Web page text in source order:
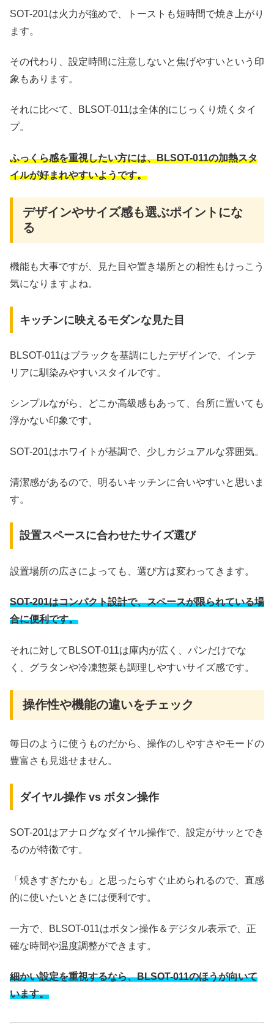
SOT-201は火力が強めで、トーストも短時間で焼き上がり
ます。
その代わり、設定時間に注意しないと焦げやすいという印
象もあります。
それに比べて、BLSOT-011は全体的にじっくり焼くタイ
プ。
ふっくら感を重視したい方には、BLSOT-011の加熱スタ
イルが好まれやすいようです。
デザインやサイズ感も選ぶポイントにな
る
機能も大事ですが、見た目や置き場所との相性もけっこう
気になりますよね。
キッチンに映えるモダンな見た目
BLSOT-011はブラックを基調にしたデザインで、インテ
リアに馴染みやすいスタイルです。
シンプルながら、どこか高級感もあって、台所に置いても
浮かない印象です。
SOT-201はホワイトが基調で、少しカジュアルな雰囲気。
清潔感があるので、明るいキッチンに合いやすいと思いま
す。
設置スペースに合わせたサイズ選び
設置場所の広さによっても、選び方は変わってきます。
SOT-201はコンパクト設計で、スペースが限られている場
合に便利です。
それに対してBLSOT-011は庫内が広く、パンだけでな
く、グラタンや冷凍惣菜も調理しやすいサイズ感です。
操作性や機能の違いをチェック
毎日のように使うものだから、操作のしやすさやモードの
豊富さも見逃せません。
ダイヤル操作 vs ボタン操作
SOT-201はアナログなダイヤル操作で、設定がサッとでき
るのが特徴です。
「焼きすぎたかも」と思ったらすぐ止められるので、直感
的に使いたいときには便利です。
一方で、BLSOT-011はボタン操作＆デジタル表示で、正
確な時間や温度調整ができます。
細かい設定を重視するなら、BLSOT-011のほうが向いて
います。